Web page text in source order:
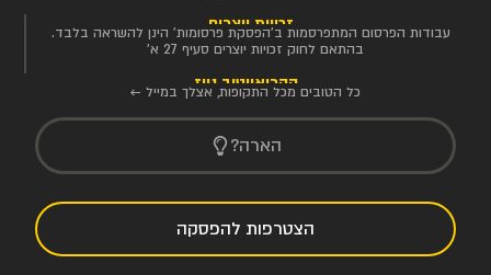
זכויות יוצרים
עבודות הפרסום המתפרסמות ב'הפסקת פרסומות' הינן להשראה בלבד.
בהתאם לחוק זכויות יוצרים סעיף 27 א'
הקריאייטיב ניוז
כל הטובים מכל התקופות, אצלך במייל ←
הארה?
הצטרפות להפסקה